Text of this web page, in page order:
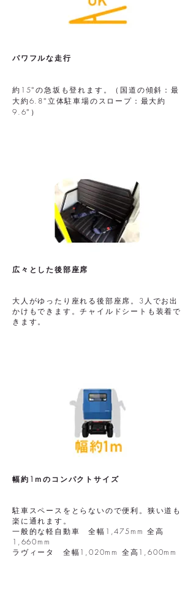
パワフルな走行
約15°の急坂も登れます。（国道の傾斜：最
大約6.8°立体駐車場のスロープ：最大約
9.6°）
広々とした後部座席
大人がゆったり座れる後部座席。3人でお出
かけもできます。チャイルドシートも装着で
きます。
幅約1ｍのコンパクトサイズ
駐車スペースをとらないので便利。狭い道も
楽に通れます。
一般的な軽自動車 全幅1,475mm 全高
1,660mm
ラヴィータ 全幅1,020mm 全高1,600mm